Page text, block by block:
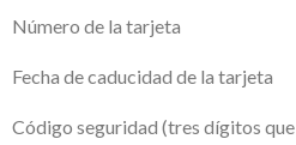
Número de la tarjeta
Fecha de caducidad de la tarjeta
Código seguridad (tres dígitos